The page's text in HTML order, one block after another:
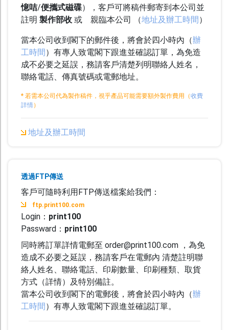
幫助中心
聯絡我們
憶咭/便攜式磁碟），客戶可將稿件郵寄到本公司並
註明 製作部收 或 親臨本公司 （地址及辦工時間）
當本公司收到閣下的郵件後，將會於四小時內（辦
工時間）有專人致電閣下跟進並確認訂單，為免造
成不必要之延誤，務請客戶清楚列明聯絡人姓名，
聯絡電話、傳真號碼或電郵地址。
* 若需本公司代為製作稿件，視乎產品可能需要額外製作費用（收費
詳情）
地址及辦工時間
透過FTP傳送
客戶可隨時利用FTP傳送檔案給我們：
ftp.print100.com
Login： print100
Passward： print100
同時將訂單詳情電郵至 order@print100.com ，為免
造成不必要之延誤，務請客戶在電郵內 清楚註明聯
絡人姓名、聯絡電話、印刷數量、印刷種類、取貨
方式（詳情）及特別備註。
當本公司收到閣下的電郵後，將會於四小時內（辦
工時間）有專人致電閣下跟進並確認訂單。